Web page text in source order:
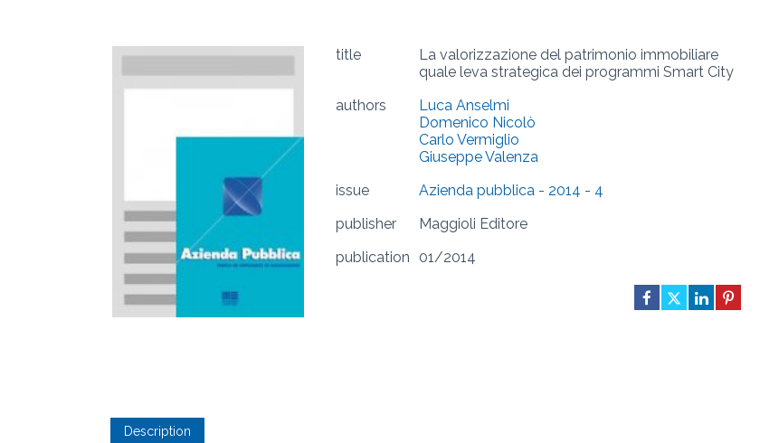
title
La valorizzazione del patrimonio immobiliare
quale leva strategica dei programmi Smart City
authors
Luca Anselmi
Domenico Nicolò
Carlo Vermiglio
Giuseppe Valenza
issue
Azienda pubblica - 2014 - 4
publisher
Maggioli Editore
publication
01/2014
Description